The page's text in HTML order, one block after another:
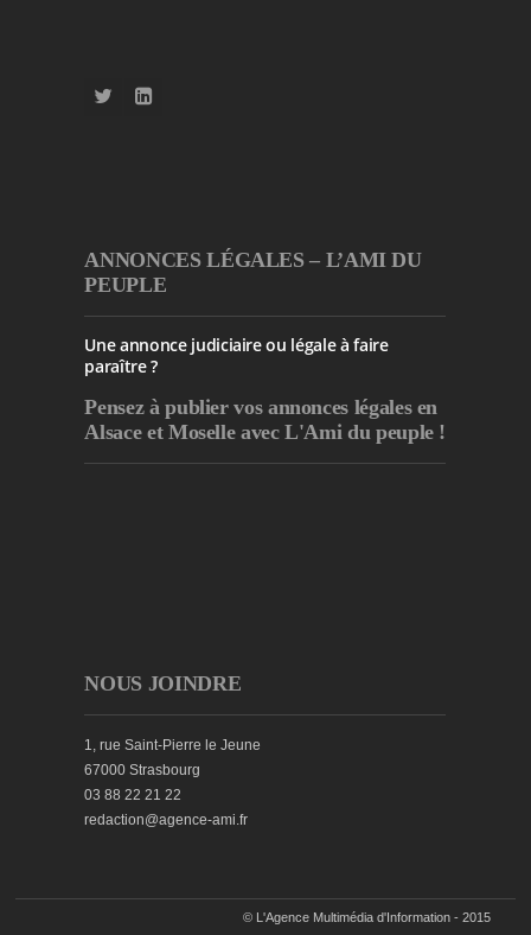
ANNONCES LÉGALES – L’AMI DU
PEUPLE
Une annonce judiciaire ou légale à faire
paraître ?
Pensez à publiervos annonces légales en
Alsace et Moselle avec L'Ami du peuple !
NOUS JOINDRE
1, rue Saint-Pierre le Jeune
67000 Strasbourg
03 88 22 21 22
redaction@agence-ami.fr
© L'Agence Multimédia d'Information - 2015